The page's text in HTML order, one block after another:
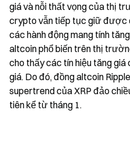
giá và nỗi thất vọng của thị
crypto vẫn tiếp tục giữ được
các hành động mang tính
altcoin phổ biến trên thị
cho thấy các tín hiệu tăng
giá. Do đó, đồng altcoin
supertrend của XRP đảo
tiên kể từ tháng 1.